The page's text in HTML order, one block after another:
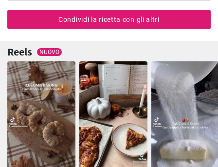
Condividi la ricetta con gli altri
Reels NUOVO